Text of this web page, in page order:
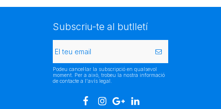
Subscriu-te al butlletí
Podeu cancel·lar la subscripció en qualsevol
moment. Per a això, trobeu la nostra informació
de contacte a l'avís legal.